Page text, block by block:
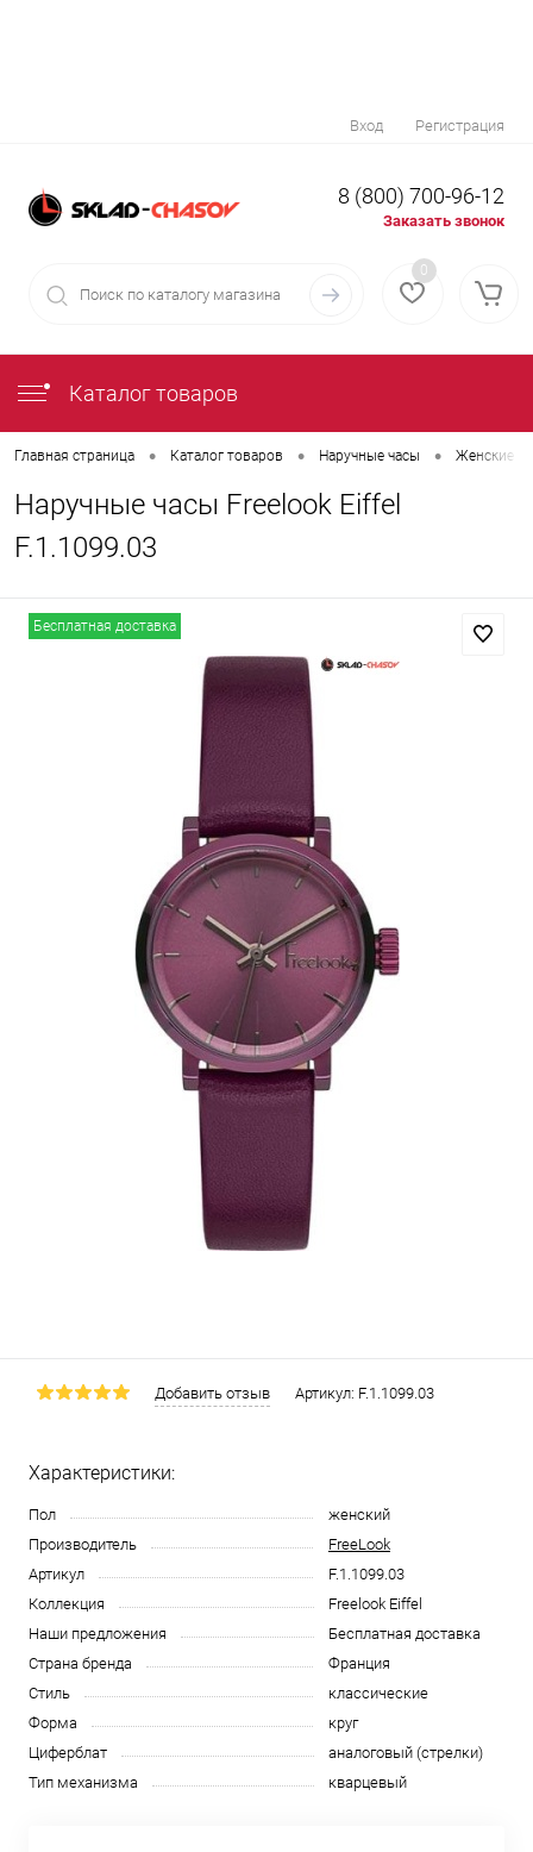
Вход Регистрация
8 (800) 700-96-12
Заказать звонок
0
Каталог товаров
Главная страница • Каталог товаров • Наручные часы • Женские
Наручные часы Freelook Eiffel
F.1.1099.03
Бесплатная доставка
Добавить отзыв Артикул: F.1.1099.03
Характеристики:
Пол
женский
Производитель
FreeLook
Артикул
F.1.1099.03
Коллекция
Freelook Eiffel
Наши предложения
Бесплатная доставка
Страна бренда
Франция
Стиль
классические
Форма
круг
Циферблат
аналоговый (стрелки)
Тип механизма
кварцевый